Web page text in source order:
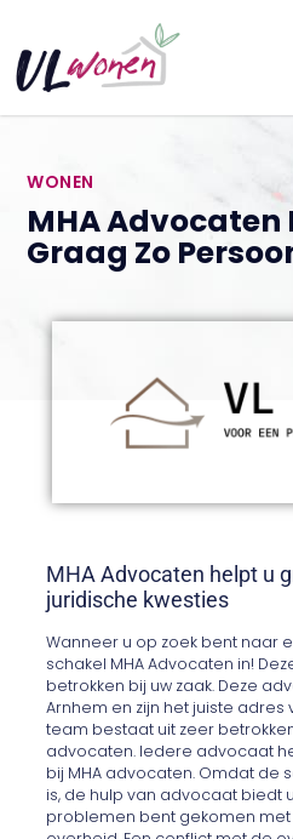
WONEN
MHA Advocaten
Graag Zo
MHA Advocaten helpt u
juridische kwesties
Wanneer u op zoek bent naar
schakel MHA Advocaten in!
betrokken bij uw zaak. Deze
Arnhem en zijn het juiste adres
team bestaat uit zeer
advocaten. Iedere advocaat
bij MHA advocaten. Omdat de
is, de hulp van advocaat biedt
problemen bent gekomen met